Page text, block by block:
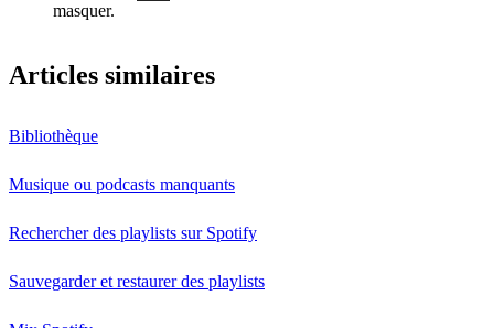
masquer.
Articles similaires
Bibliothèque
Musique ou podcasts manquants
Rechercher des playlists sur Spotify
Sauvegarder et restaurer des playlists